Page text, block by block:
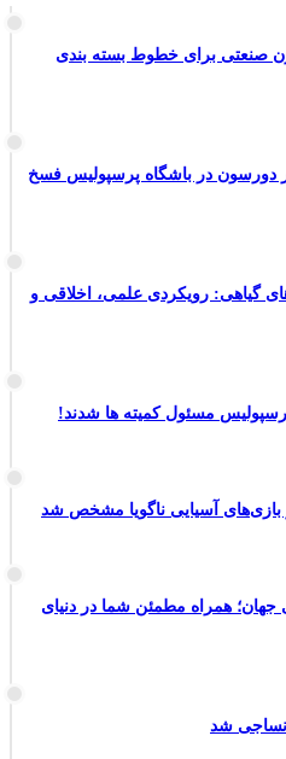
صنعتی برای خطوط بسته بندی
دورسون در باشگاه پرسپولیس فسخ
گیاهی: رویکردی علمی، اخلاقی و
مسئول کمیته ها شدند!
بازی‌های آسیایی ناگویا مشخص شد
همراه مطمئن شما در دنیای
نساجی شد